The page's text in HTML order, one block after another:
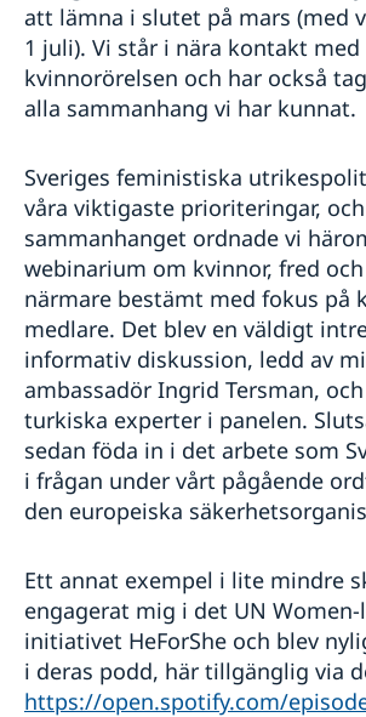
att lämna i slutet på mars (med
1 juli). Vi står i nära kontakt
kvinnorörelsen och har också
alla sammanhang vi har kunnat.
Sveriges feministiska
våra viktigaste prioriteringar,
sammanhanget ordnade vi
webinarium om kvinnor, fred
närmare bestämt med fokus på
medlare. Det blev en väldigt
informativ diskussion, ledd av
ambassadör Ingrid Tersman,
turkiska experter i panelen.
sedan föda in i det arbete som
i frågan under vårt pågående
den europeiska
Ett annat exempel i lite mindre
engagerat mig i det UN Women-
initiativet HeForShe och blev
i deras podd, här tillgänglig via
https://open.spotify.com/